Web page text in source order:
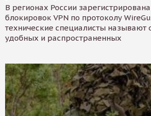
В регионах России
блокировок VPN по протоколу
технические специалисты называют
удобных и распространенных